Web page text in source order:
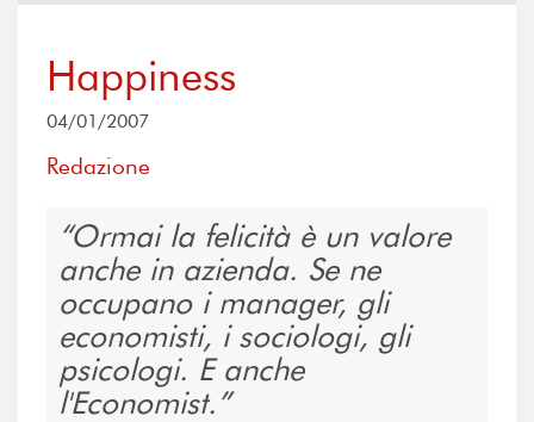
Happiness
04/01/2007
Redazione
Ormai la felicità è un valore
anche in azienda. Se ne
occupano i manager, gli
economisti, i sociologi, gli
psicologi. E anche
l'Economist.